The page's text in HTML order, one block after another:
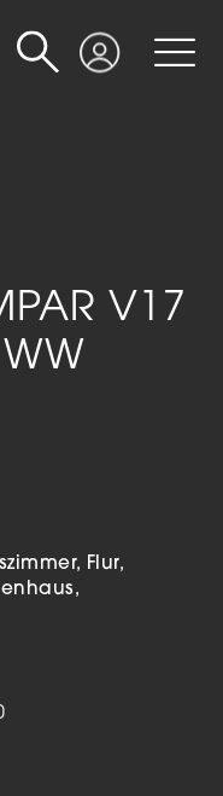
Login
Suche
V17
Flur